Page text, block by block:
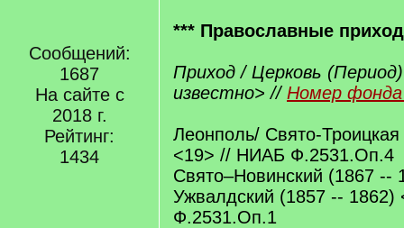
Сообщений:
1687
На сайте с
2018 г.
Рейтинг:
1434
*** Православные
Приход / Церковь
известно> // Номер
Леонполь/ Свято-
<19> // НИАБ Ф.2531.Оп.4
Свято–Новинский (1867 --
Ужвалдский (1857 --
Ф.2531.Оп.1